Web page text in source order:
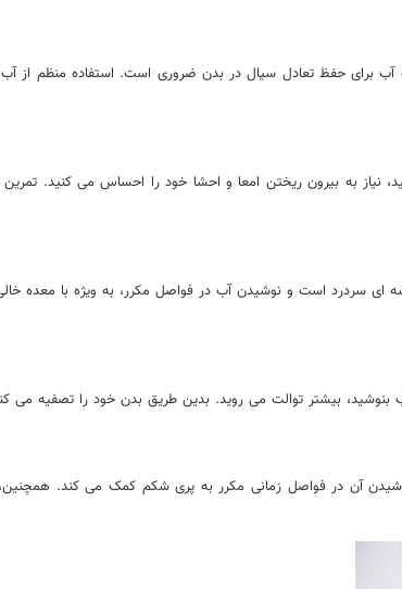
برای حفظ تعادل سیال در بدن ضروری است. استفاده منظم از
نیاز به بیرون ریختن امعا و احشا خود را احساس می کنید.
است و نوشیدن آب در فواصل مکرر، به ویژه با معده خالی،
بیشتر توالت می روید. بدین طریق بدن خود را تصفیه می
آن در فواصل زمانی مکرر به پری شکم کمک می کند. همچنین،